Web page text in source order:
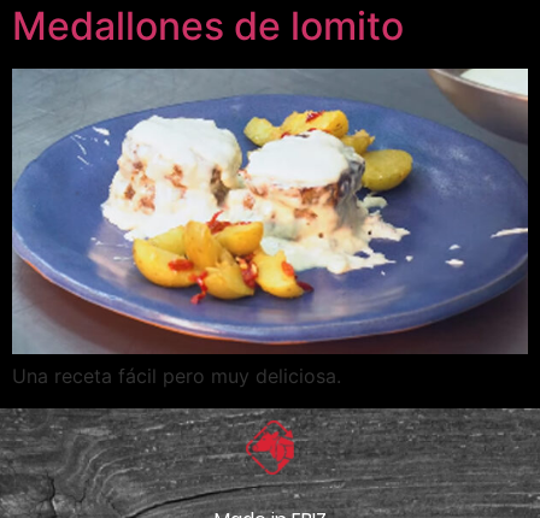
Medallones de lomito
Una receta fácil pero muy deliciosa.